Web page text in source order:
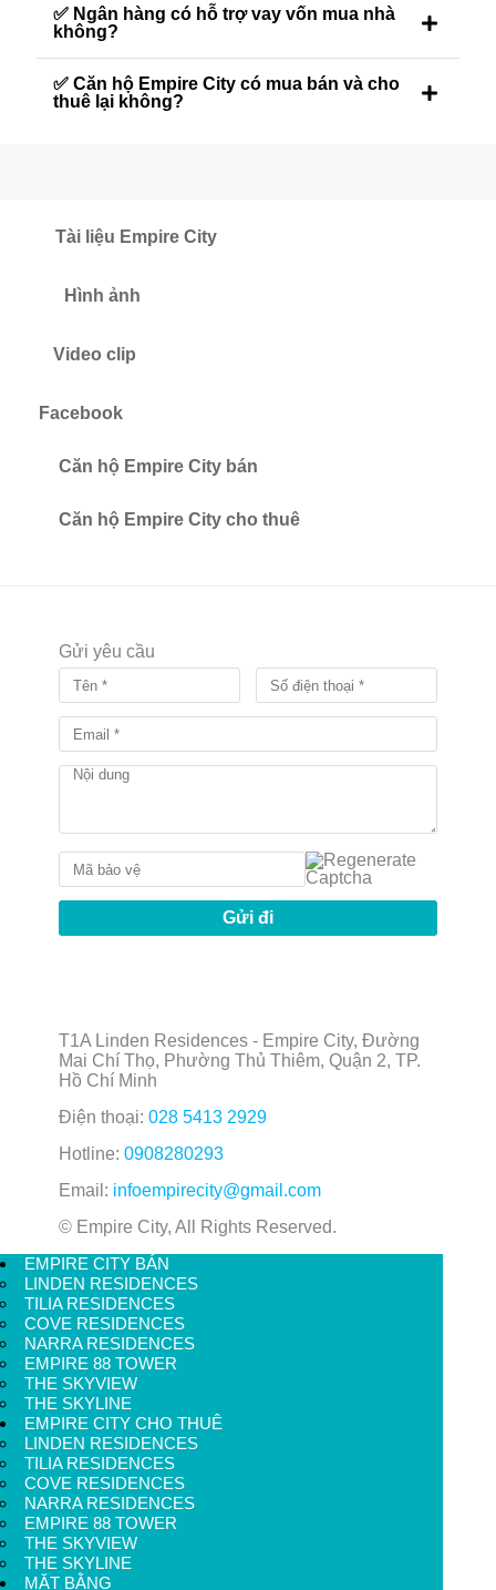
✅ Ngân hàng có hỗ trợ vay vốn mua nhà
không?
✅ Căn hộ Empire City có mua bán và cho
thuê lại không?
Tài liệu Empire City
Hình ảnh
Video clip
Facebook
Căn hộ Empire City bán
Căn hộ Empire City cho thuê
Gửi yêu cầu
T1A Linden Residences - Empire City, Đường
Mai Chí Thọ, Phường Thủ Thiêm, Quận 2, TP.
Hồ Chí Minh
Điện thoại: 028 5413 2929
Hotline: 0908280293
Email: infoempirecity@gmail.com
© Empire City, All Rights Reserved.
EMPIRE CITY BÁN
LINDEN RESIDENCES
TILIA RESIDENCES
COVE RESIDENCES
NARRA RESIDENCES
EMPIRE 88 TOWER
THE SKYVIEW
THE SKYLINE
EMPIRE CITY CHO THUÊ
LINDEN RESIDENCES
TILIA RESIDENCES
COVE RESIDENCES
NARRA RESIDENCES
EMPIRE 88 TOWER
THE SKYVIEW
THE SKYLINE
MẶT BẰNG